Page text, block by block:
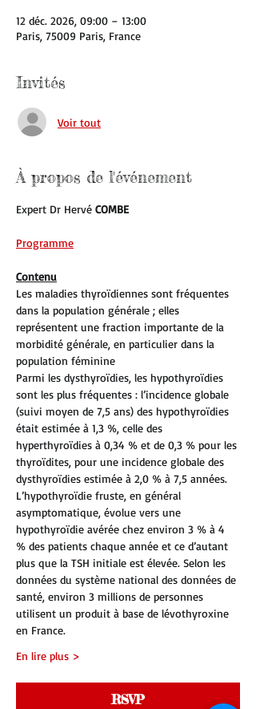
12 déc. 2026, 09:00 – 13:00
Paris, 75009 Paris, France
Invités
Voir tout
À propos de l'événement
Expert Dr Hervé COMBE
Programme
Contenu
Les maladies thyroïdiennes sont fréquentes
dans la population générale ; elles
représentent une fraction importante de la
morbidité générale, en particulier dans la
population féminine
Parmi les dysthyroïdies, les hypothyroïdies
sont les plus fréquentes : l’incidence globale
(suivi moyen de 7,5 ans) des hypothyroïdies
était estimée à 1,3 %, celle des
hyperthyroïdies à 0,34 % et de 0,3 % pour les
thyroïdites, pour une incidence globale des
dysthyroïdies estimée à 2,0 % à 7,5 années.
L’hypothyroïdie fruste, en général
asymptomatique, évolue vers une
hypothyroïdie avérée chez environ 3 % à 4
% des patients chaque année et ce d’autant
plus que la TSH initiale est élevée. Selon les
données du système national des données de
santé, environ 3 millions de personnes
utilisent un produit à base de lévothyroxine
en France.
En lire plus >
RSVP